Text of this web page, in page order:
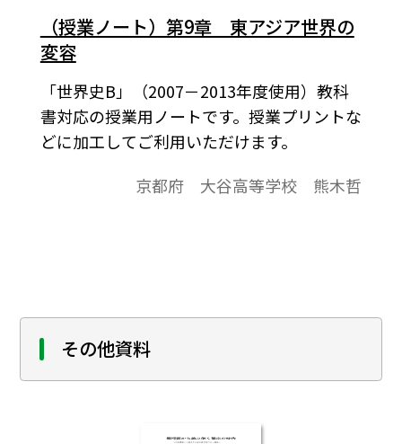
（授業ノート）第9章 東アジア世界の
変容
「世界史B」（2007－2013年度使用）教科
書対応の授業用ノートです。授業プリントな
どに加工してご利用いただけます。
京都府 大谷高等学校 熊木哲
その他資料